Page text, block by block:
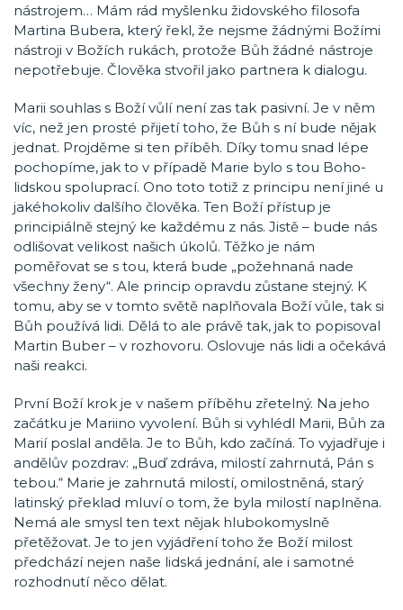
nástrojem… Mám rád myšlenku židovského filosofa
Martina Bubera, který řekl, že nejsme žádnými Božími
nástroji v Božích rukách, protože Bůh žádné nástroje
nepotřebuje. Člověka stvořil jako partnera k dialogu.
Marii souhlas s Boží vůlí není zas tak pasivní. Je v něm
víc, než jen prosté přijetí toho, že Bůh s ní bude nějak
jednat. Projděme si ten příběh. Díky tomu snad lépe
pochopíme, jak to v případě Marie bylo s tou Boho-
lidskou spoluprací. Ono toto totiž z principu není jiné u
jakéhokoliv dalšího člověka. Ten Boží přístup je
principiálně stejný ke každému z nás. Jistě – bude nás
odlišovat velikost našich úkolů. Těžko je nám
poměřovat se s tou, která bude „požehnaná nade
všechny ženy“. Ale princip opravdu zůstane stejný. K
tomu, aby se v tomto světě naplňovala Boží vůle, tak si
Bůh používá lidi. Dělá to ale právě tak, jak to popisoval
Martin Buber – v rozhovoru. Oslovuje nás lidi a očekává
naši reakci.
První Boží krok je v našem příběhu zřetelný. Na jeho
začátku je Mariino vyvolení. Bůh si vyhlédl Marii, Bůh za
Marií poslal anděla. Je to Bůh, kdo začíná. To vyjadřuje i
andělův pozdrav: „Buď zdráva, milostí zahrnutá, Pán s
tebou.“ Marie je zahrnutá milostí, omilostněná, starý
latinský překlad mluví o tom, že byla milostí naplněna.
Nemá ale smysl ten text nějak hlubokomyslně
přetěžovat. Je to jen vyjádření toho že Boží milost
předchází nejen naše lidská jednání, ale i samotné
rozhodnutí něco dělat.